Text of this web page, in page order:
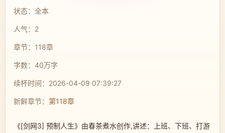
状态：全本
人气：2
章节：118章
字数：40万字
续杯时间：2026-04-09 07:39:27
新鲜章节： 第118章
《[剑网3] 预制人生》由春茶煮水创作,讲述：上班、下班、打游